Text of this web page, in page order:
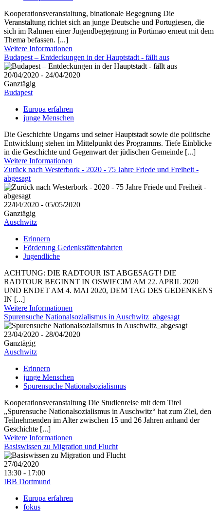
Kooperationsveranstaltung, binationale Begegnung Die
Veranstaltung richtet sich an junge Deutsche und Portugiesen, die
sich im Rahmen einer Jugendbegegnung in Portimao erneut mit dem
Thema befassen. [...]
Weitere Informationen
Budapest – Entdeckungen in der Hauptstadt - fällt aus
20/04/2020 - 24/04/2020
Ganztägig
Budapest
Europa erfahren
junge Menschen
Die Geschichte Ungarns und seiner Hauptstadt sowie die politische
Entwicklung stehen im Mittelpunkt des Programms. Tiefe Einblicke
in die Geschichte und Gegenwart der jüdischen Gemeinde [...]
Weitere Informationen
Zurück nach Westerbork - 2020 - 75 Jahre Friede und Freiheit -
abgesagt
22/04/2020 - 05/05/2020
Ganztägig
Auschwitz
Erinnern
Förderung Gedenkstättenfahrten
Jugendliche
ACHTUNG: DIE RADTOUR IST ABGESAGT! DIE
RADTOUR BEGINNT IN OSWIECIM AM 22. APRIL 2020
UND ENDET AM 4. MAI 2020, DEM TAG DES GEDENKENS
IN [...]
Weitere Informationen
Spurensuche Nationalsozialismus in Auschwitz_abgesagt
23/04/2020 - 28/04/2020
Ganztägig
Auschwitz
Erinnern
junge Menschen
Spurensuche Nationalsozialismus
Kooperationsveranstaltung Die Studienreise mit dem Titel
„Spurensuche Nationalsozialismus in Auschwitz“ hat zum Ziel, den
Teilnehmenden im Alter zwischen 15 und 26 Jahren anhand der
Geschichte [...]
Weitere Informationen
Basiswissen zu Migration und Flucht
27/04/2020
13:30 - 17:00
IBB Dortmund
Europa erfahren
fokus